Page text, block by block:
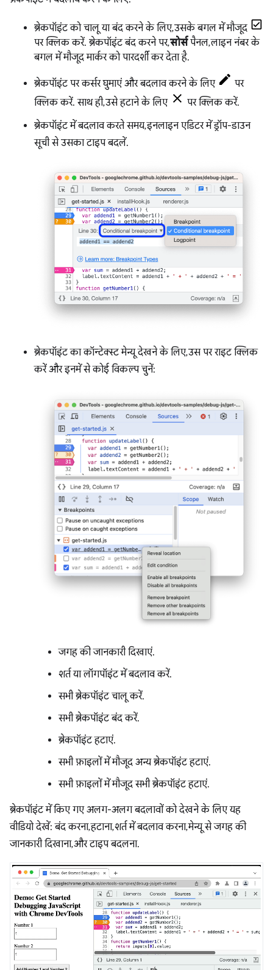
ब्रेकपॉइंट को चालू या बंद करने के लिए, उसके बगल में मौजूद
पर क्लिक करें. ब्रेकपॉइंट बंद करने पर,सोर्सपैनल, लाइन नंबर के
बगल में मौजूद मार्कर को पारदर्शी कर देता है.
ब्रेकपॉइंट पर कर्सर घुमाएं और बदलाव करने के लिए
पर
क्लिक करें. साथ ही, उसे हटाने के लिए
पर क्लिक करें.
ब्रेकपॉइंट में बदलाव करते समय, इनलाइन एडिटर में ड्रॉप-डाउन
सूची से उसका टाइप बदलें.
ब्रेकपॉइंट का कॉन्टेक्स्ट मेन्यू देखने के लिए, उस पर राइट क्लिक
करें और इनमें से कोई विकल्प चुनें:
जगह की जानकारी दिखाएं.
शर्त या लॉगपॉइंट में बदलाव करें.
सभी ब्रेकपॉइंट चालू करें.
सभी ब्रेकपॉइंट बंद करें.
ब्रेकपॉइंट हटाएं.
सभी फ़ाइलों में मौजूद अन्य ब्रेकपॉइंट हटाएं.
सभी फ़ाइलों में मौजूद सभी ब्रेकपॉइंट हटाएं.
ब्रेकपॉइंट में किए गए अलग-अलग बदलावों को देखने के लिए यह
वीडियो देखें: बंद करना, हटाना, शर्त में बदलाव करना, मेन्यू से जगह की
जानकारी दिखाना, और टाइप बदलना.